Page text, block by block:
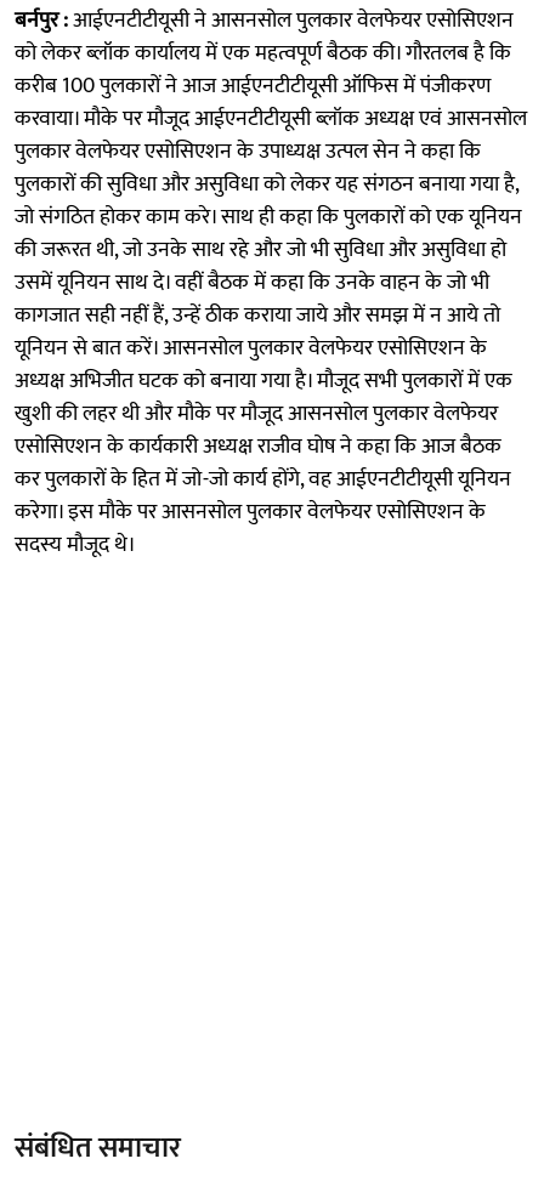
बर्नपुर :आईएनटीटीयूसी ने आसनसोल पुलकार वेलफेयर एसोसिएशन
को लेकर ब्लॉक कार्यालय में एक महत्वपूर्ण बैठक की। गौरतलब है कि
करीब 100 पुलकारों ने आज आईएनटीटीयूसी ऑफिस में पंजीकरण
करवाया। मौके पर मौजूद आईएनटीटीयूसी ब्लॉक अध्यक्ष एवं आसनसोल
पुलकार वेलफेयर एसोसिएशन के उपाध्यक्ष उत्पल सेन ने कहा कि
पुलकारों की सुविधा और असुविधा को लेकर यह संगठन बनाया गया है,
जो संगठित होकर काम करे। साथ ही कहा कि पुलकारों को एक यूनियन
की जरूरत थी, जो उनके साथ रहे और जो भी सुविधा और असुविधा हो
उसमें यूनियन साथ दे। वहीं बैठक में कहा कि उनके वाहन के जो भी
कागजात सही नहीं हैं, उन्हें ठीक कराया जाये और समझ में न आये तो
यूनियन से बात करें। आसनसोल पुलकार वेलफेयर एसोसिएशन के
अध्यक्ष अभिजीत घटक को बनाया गया है। मौजूद सभी पुलकारों में एक
खुशी की लहर थी और मौके पर मौजूद आसनसोल पुलकार वेलफेयर
एसोसिएशन के कार्यकारी अध्यक्ष राजीव घोष ने कहा कि आज बैठक
कर पुलकारों के हित में जो-जो कार्य होंगे, वह आईएनटीटीयूसी यूनियन
करेगा। इस मौके पर आसनसोल पुलकार वेलफेयर एसोसिएशन के
सदस्य मौजूद थे।
संबंधित समाचार